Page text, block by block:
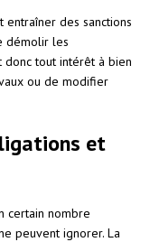
entraîner des sanctions
démolir les
donc tout intérêt à bien
ou de modifier
et
certain nombre
peuvent ignorer. La